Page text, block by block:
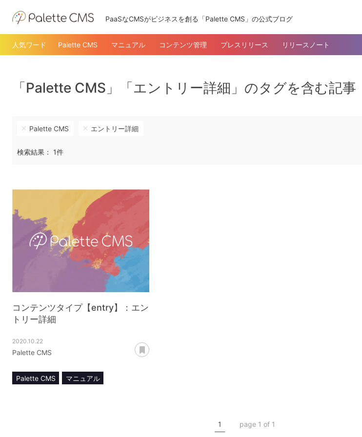
PaaSなCMSがビジネスを創る「Palette CMS」の公式ブログ
人気ワード Palette CMS マニュアル コンテンツ管理 プレスリリース リリースノート
「Palette CMS」「エントリー詳細」のタグを含む記事
Palette CMS エントリー詳細
検索結果： 1件
コンテンツタイプ【entry】：エン
トリー詳細
2020.10.22
Palette CMS
Palette CMS
マニュアル
1 page 1 of 1